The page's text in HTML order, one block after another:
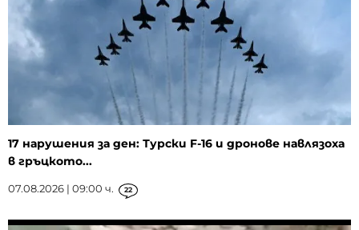
17 нарушения за ден: Турски F-16 и дронове навлязоха
в гръцкото...
07.08.2026 | 09:00 ч. 22